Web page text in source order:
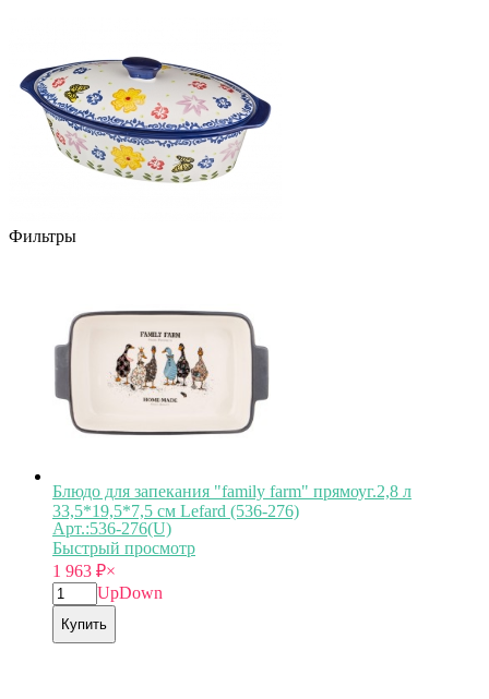
Фильтры
Блюдо для запекания "family farm" прямоуг.2,8 л
33,5*19,5*7,5 см Lefard (536-276)
Арт.:536-276(U)
Быстрый просмотр
1 963 ₽×
UpDown
Купить